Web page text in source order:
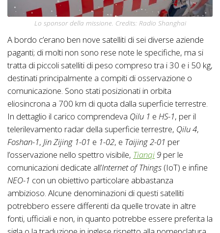
Lo sponsor della missione. Credits: Radio Shanghai
A bordo c’erano ben nove satelliti di sei diverse aziende
paganti; di molti non sono rese note le specifiche, ma si
tratta di piccoli satelliti di peso compreso tra i 30 e i 50 kg,
destinati principalmente a compiti di osservazione o
comunicazione. Sono stati posizionati in orbita
eliosincrona a 700 km di quota dalla superficie terrestre.
In dettaglio il carico comprendeva Qilu 1 e HS-1, per il
telerilevamento radar della superficie terrestre, Qilu 4,
Foshan-1, Jin Zijing 1-01 e 1-02, e Taijing 2-01 per
l’osservazione nello spettro visibile, Tianqi9 per le
comunicazioni dedicate all’Internet of Things (IoT) e infine
NEO-1 con un obiettivo particolare abbastanza
ambizioso. Alcune denominazioni di questi satelliti
potrebbero essere differenti da quelle trovate in altre
fonti, ufficiali e non, in quanto potrebbe essere preferita la